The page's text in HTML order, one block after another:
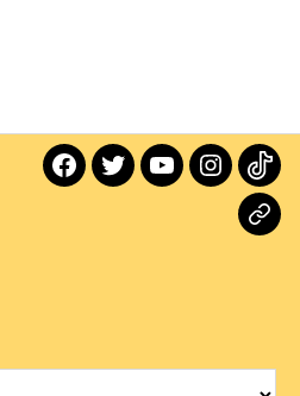
Facebook
TwitterYoutube